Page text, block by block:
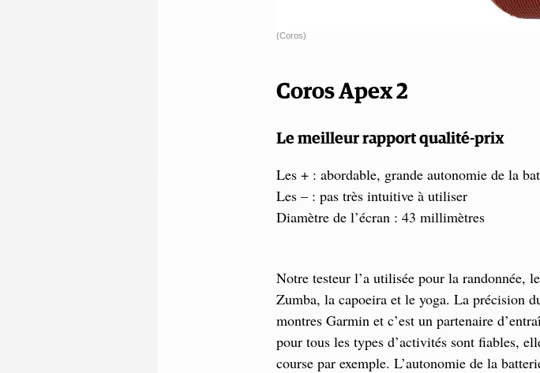
(Coros)
Coros Apex 2
Le meilleur rapport qualité-prix
Les + : abordable, grande autonomie de la
Les – : pas très intuitive à utiliser
Diamètre de l’écran : 43 millimètres
Notre testeur l’a utilisée pour la randonnée,
Zumba, la capoeira et le yoga. La précision
montres Garmin et c’est un partenaire
pour tous les types d’activités sont fiables,
course par exemple. L’autonomie de la